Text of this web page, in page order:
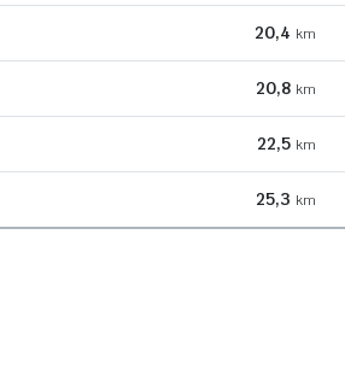
20,4 km
20,8 km
22,5 km
25,3 km